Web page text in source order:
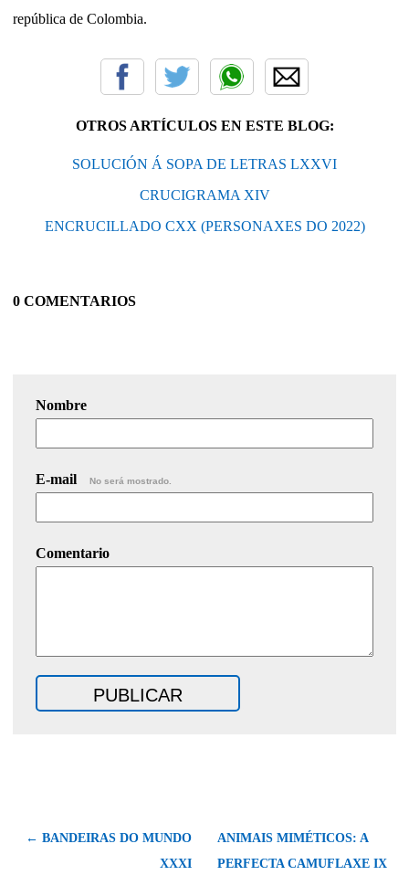
república de Colombia.
OTROS ARTÍCULOS EN ESTE BLOG:
SOLUCIÓN Á SOPA DE LETRAS LXXVI
CRUCIGRAMA XIV
ENCRUCILLADO CXX (PERSONAXES DO 2022)
0 COMENTARIOS
Nombre
E-mail No será mostrado.
Comentario
← BANDEIRAS DO MUNDO
XXXI
ANIMAIS MIMÉTICOS: A
PERFECTA CAMUFLAXE IX